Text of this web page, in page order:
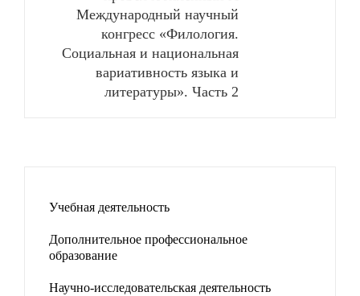
Международный научный
конгресс «Филология.
Социальная и национальная
вариативность языка и
литературы». Часть 2
Учебная деятельность
Дополнительное профессиональное
образование
Научно-исследовательская деятельность